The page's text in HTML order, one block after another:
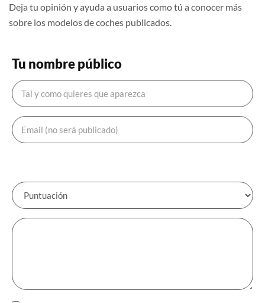
Deja tu opinión y ayuda a usuarios como tú a conocer más
sobre los modelos de coches publicados.
Tu nombre público